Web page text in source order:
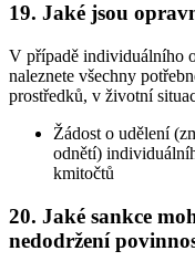
19. Jaké jsou
V případě individuálního
naleznete všechny
prostředků, v životní
Žádost o udělení
odnětí)
kmitočtů
20. Jaké sankce
nedodržení